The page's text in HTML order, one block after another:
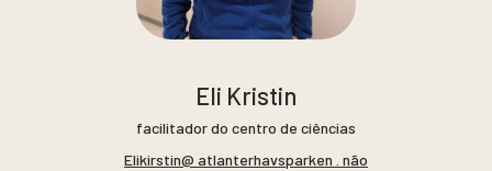
Eli Kristin
facilitador do centro de ciências
Elikirstin@ atlanterhavsparken . não